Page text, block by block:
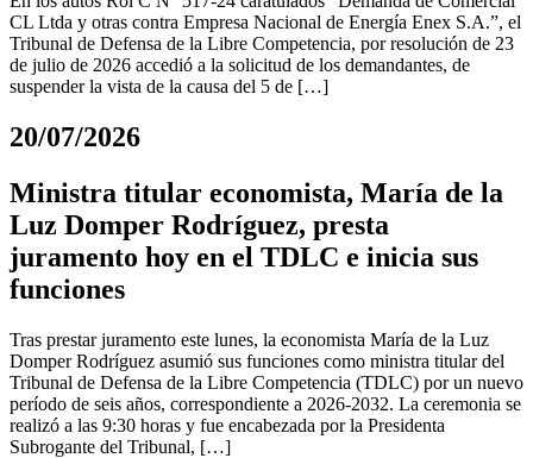
CL Ltda y otras contra Empresa Nacional de Energía Enex S.A.”, el
Tribunal de Defensa de la Libre Competencia, por resolución de 23
de julio de 2026 accedió a la solicitud de los demandantes, de
suspender la vista de la causa del 5 de […]
20/07/2026
Ministra titular economista, María de la
Luz Domper Rodríguez, presta
juramento hoy en el TDLC e inicia sus
funciones
Tras prestar juramento este lunes, la economista María de la Luz
Domper Rodríguez asumió sus funciones como ministra titular del
Tribunal de Defensa de la Libre Competencia (TDLC) por un nuevo
período de seis años, correspondiente a 2026-2032. La ceremonia se
realizó a las 9:30 horas y fue encabezada por la Presidenta
Subrogante del Tribunal, […]